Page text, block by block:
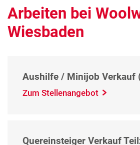
Arbeiten bei
Wiesbaden
Aushilfe / Minijob Verkauf
Zum Stellenangebot
Quereinsteiger Verkauf